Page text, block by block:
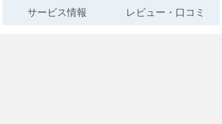
サービス情報 レビュー・口コミ